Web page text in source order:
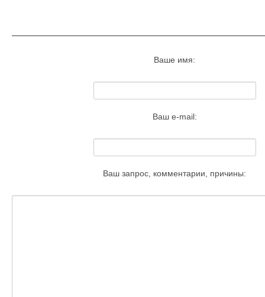
Ваше имя:
Ваш e-mail:
Ваш запрос, комментарии, причины: